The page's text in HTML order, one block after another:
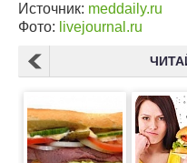
Источник: meddaily.ru
Фото: livejournal.ru